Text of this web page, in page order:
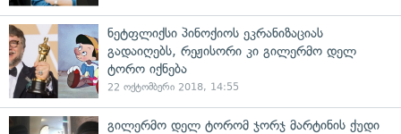
ნეტფლიქსი პინოქიოს ეკრანიზაციას
გადაიღებს, რეჟისორი კი გილერმო დელ
ტორო იქნება
22 ოქტომბერი 2018, 14:55
გილერმო დელ ტორომ ჯორჯ მარტინის ქუდი